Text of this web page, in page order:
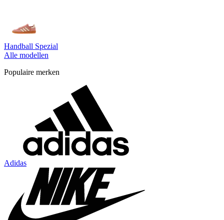
Handball Spezial
Alle modellen
Populaire merken
Adidas